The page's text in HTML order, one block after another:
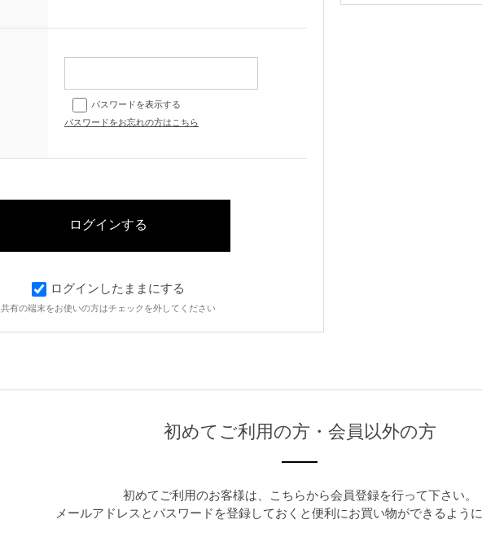
パスワードを表示する
パスワードをお忘れの方はこちら
ログインしたままにする
共有の端末をお使いの方はチェックを外してください
初めてご利用の方・会員以外の方
初めてご利用のお客様は、こちらから会員登録を行って下さい。
メールアドレスとパスワードを登録しておくと便利にお買い物ができるように